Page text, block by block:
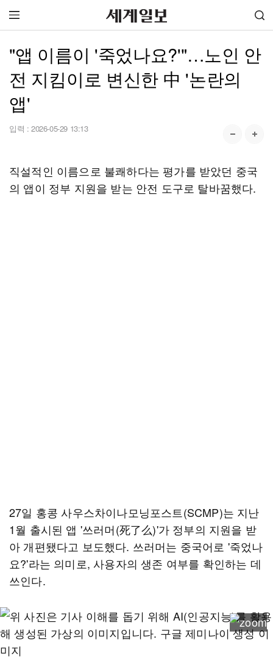
"앱 이름이 '죽었나요?'"…노인 안
전 지킴이로 변신한 中 '논란의
앱'
입력 : 2026-05-29 13:13
직설적인 이름으로 불쾌하다는 평가를 받았던 중국
의 앱이 정부 지원을 받는 안전 도구로 탈바꿈했다.
27일 홍콩 사우스차이나모닝포스트(SCMP)는 지난
1월 출시된 앱 '쓰러머(死了么)'가 정부의 지원을 받
아 개편됐다고 보도했다. 쓰러머는 중국어로 '죽었나
요?'라는 의미로, 사용자의 생존 여부를 확인하는 데
쓰인다.